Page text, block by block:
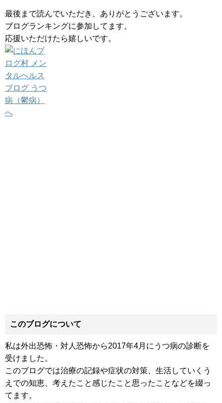
最後まで読んでいただき、ありがとうございます。
ブログランキングに参加してます。
応援いただけたら嬉しいです。
このブログについて
私は外出恐怖・対人恐怖から2017年4月にうつ病の診断を
受けました。
このブログでは治療の記録や症状の対策、生活していくう
えでの知恵、考えたこと感じたこと思ったことなどを綴っ
てます。